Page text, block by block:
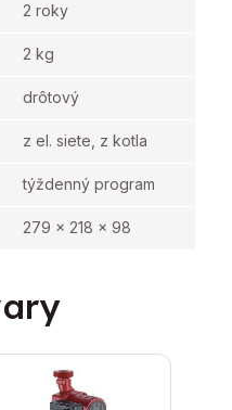
2 roky
2 kg
drôtový
z el. siete, z kotla
týždenný program
279 x 218 x 98